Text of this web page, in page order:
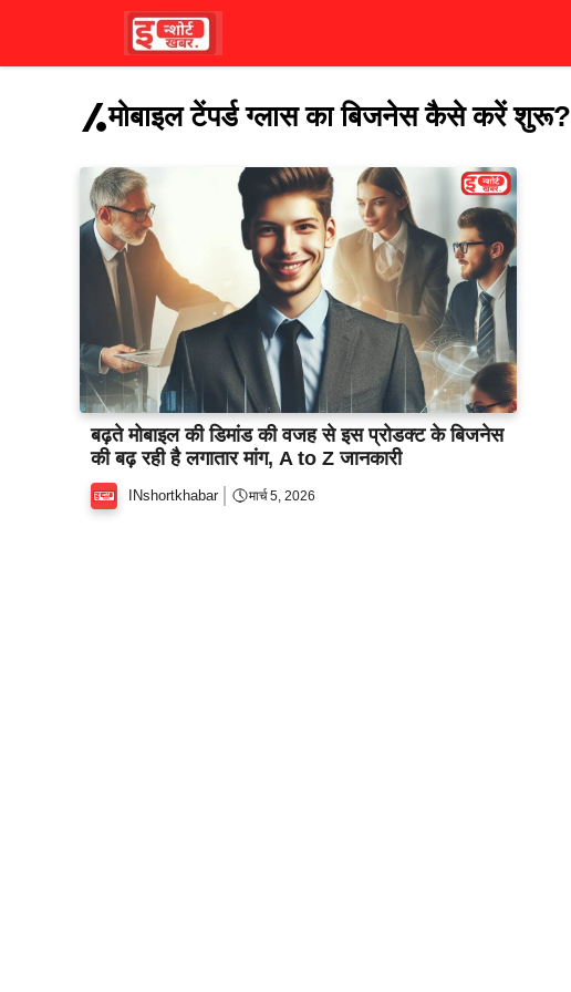
content
मोबाइल टेंपर्ड ग्लास का बिजनेस कैसे करें शुरू?
बढ़ते मोबाइल की डिमांड की वजह से इस प्रोडक्ट के बिजनेस
की बढ़ रही है लगातार मांग, A to Z जानकारी
INshortkhabar मार्च 5, 2026